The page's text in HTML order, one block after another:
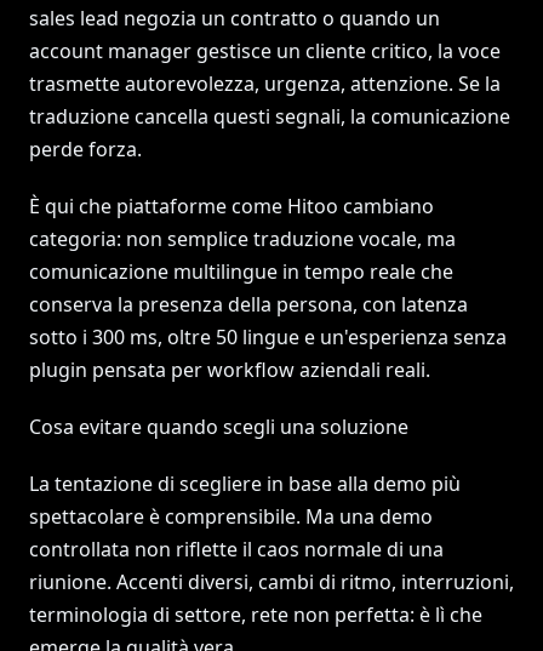
sales lead negozia un contratto o quando un
account manager gestisce un cliente critico, la voce
trasmette autorevolezza, urgenza, attenzione. Se la
traduzione cancella questi segnali, la comunicazione
perde forza.
È qui che piattaforme come Hitoo cambiano
categoria: non semplice traduzione vocale, ma
comunicazione multilingue in tempo reale che
conserva la presenza della persona, con latenza
sotto i 300 ms, oltre 50 lingue e un'esperienza senza
plugin pensata per workflow aziendali reali.
Cosa evitare quando scegli una soluzione
La tentazione di scegliere in base alla demo più
spettacolare è comprensibile. Ma una demo
controllata non riflette il caos normale di una
riunione. Accenti diversi, cambi di ritmo, interruzioni,
terminologia di settore, rete non perfetta: è lì che